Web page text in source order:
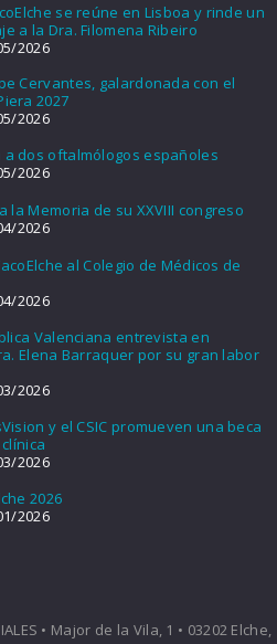
se reúne en Lisboa y rinde un
a la Dra. Filomena Ribeiro
2026
Cervantes, galardonada con el
2027
2026
a dos oftalmólogos españoles
2026
la Memoria de su XXVIII congreso
2026
al Colegio de Médicos de
2026
Valenciana entrevista en
Elena Barraquer por su gran labor
2026
y el CSIC promueven una beca
2026
2026
2026
• Major de la Vila, 1 • 03202 Elche,